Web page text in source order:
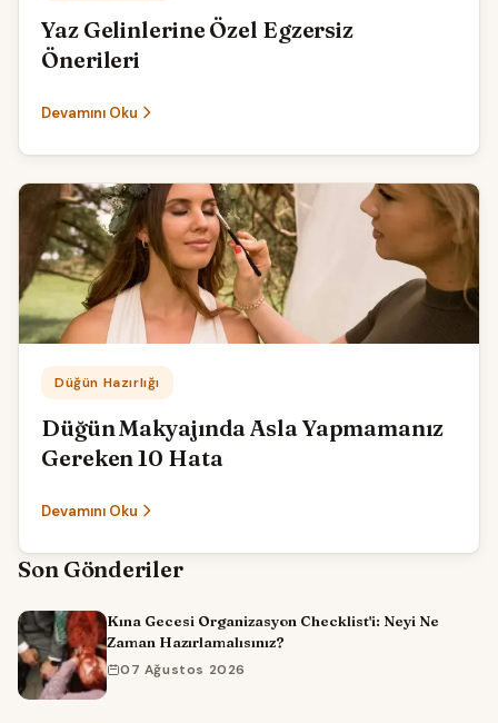
Yaz Gelinlerine Özel Egzersiz
Önerileri
Devamını Oku
Kategori:
Düğün Hazırlığı
Düğün Makyajında Asla Yapmamanız
Gereken 10 Hata
Devamını Oku
Son Gönderiler
Kına Gecesi Organizasyon Checklist'i: Neyi Ne
Zaman Hazırlamalısınız?
07 Ağustos 2026